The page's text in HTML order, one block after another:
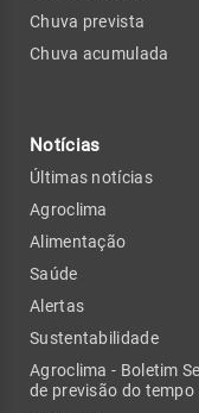
Chuva prevista
Chuva acumulada
Notícias
Últimas notícias
Agroclima
Alimentação
Saúde
Alertas
Sustentabilidade
Agroclima - Boletim
de previsão do tempo